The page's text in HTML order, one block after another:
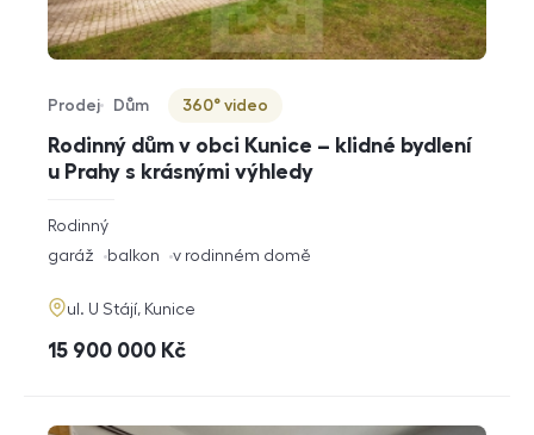
Rodinný dům v obci Kunice – klidné bydlení
u Prahy s krásnými výhledy
Typ nabídky
Prodej
Typ nemovitosti
Dům
Virtuální prohlídka
360° video
rozměry
dispozice
Rodinný
funkce
garáž balkon v rodinném domě
adresa
ul. U Stájí, Kunice
cena
15 900 000 Kč